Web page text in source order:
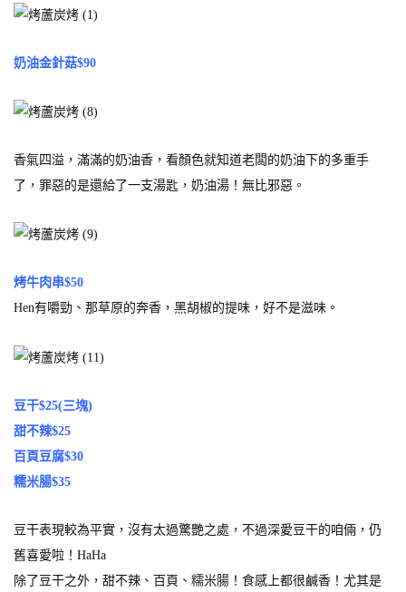
奶油金針菇$90
香氣四溢，滿滿的奶油香，看顏色就知道老闆的奶油下的多重手
了，罪惡的是還給了一支湯匙，奶油湯！無比邪惡。
烤牛肉串$50
Hen有嚼勁、那草原的奔香，黑胡椒的提味，好不是滋味。
豆干$25(三塊)
甜不辣$25
百頁豆腐$30
糯米腸$35
豆干表現較為平實，沒有太過驚艷之處，不過深愛豆干的咱倆，仍
舊喜愛啦！HaHa
除了豆干之外，甜不辣、百頁、糯米腸！食感上都很鹹香！尤其是